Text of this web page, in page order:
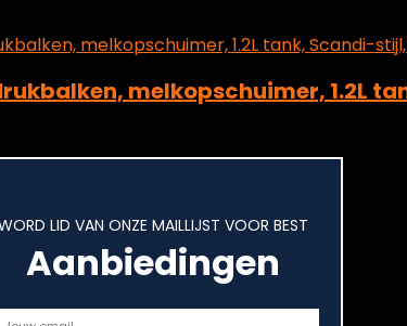
melkopschuimer, 1.2L
LID VAN ONZE MAILLIJST VOOR BEST
Aanbiedingen